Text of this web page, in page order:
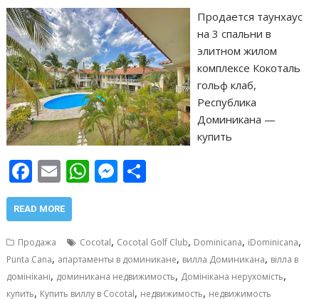
Продается таунхаус
на 3 спальни в
элитном жилом
комплексе Кокоталь
гольф клаб,
Республика
Доминикана —
купить
F
ac
e
b
o
o
E
m
ai
W
s
A
p
M
e
n
g
р
а
в
READ MORE
Продажа Cocotal, Cocotal Golf Club, Dominicana, iDominicana,
Punta Cana, апартаменты в доминикане, вилла Доминикана, вілла в
домінікані, доминикана недвижимость, Домінікана нерухомість,
купить, Купить виллу в Cocotal, недвижимость, недвижимость